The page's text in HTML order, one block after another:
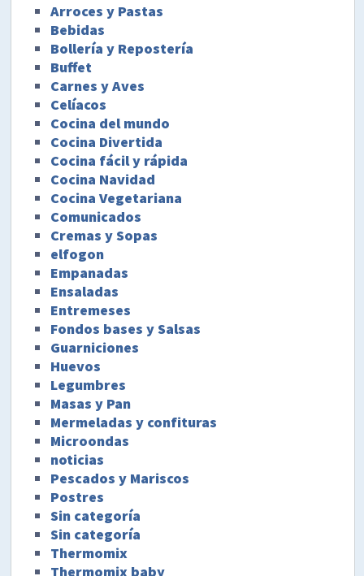
Arroces y Pastas
Bebidas
Bollería y Repostería
Buffet
Carnes y Aves
Celíacos
Cocina del mundo
Cocina Divertida
Cocina fácil y rápida
Cocina Navidad
Cocina Vegetariana
Comunicados
Cremas y Sopas
elfogon
Empanadas
Ensaladas
Entremeses
Fondos bases y Salsas
Guarniciones
Huevos
Legumbres
Masas y Pan
Mermeladas y confituras
Microondas
noticias
Pescados y Mariscos
Postres
Sin categoría
Sin categoría
Thermomix
Thermomix baby